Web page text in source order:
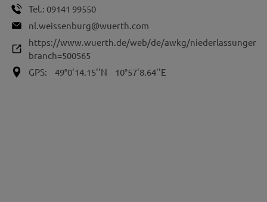
Tel.: 09141 99550
nl.weissenburg@wuerth.com
https://www.wuerth.de/web/de/awkg/niederlassungen/
branch=500565
GPS:
49°0'14.15''N 10°57'8.64''E